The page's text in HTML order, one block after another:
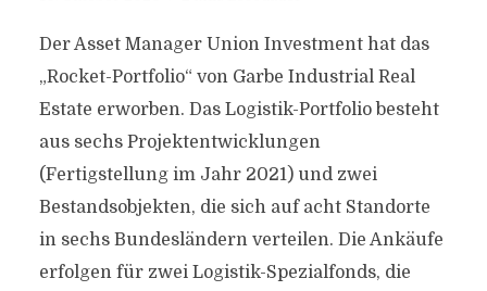
Der Asset Manager Union Investment hat das
„Rocket-Portfolio“ von Garbe Industrial Real
Estate erworben. Das Logistik-Portfolio besteht
aus sechs Projektentwicklungen
(Fertigstellung im Jahr 2021) und zwei
Bestandsobjekten, die sich auf acht Standorte
in sechs Bundesländern verteilen. Die Ankäufe
erfolgen für zwei Logistik-Spezialfonds, die